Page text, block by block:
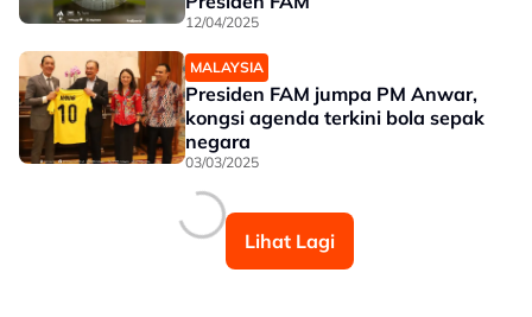
12/04/2025
MALAYSIA
Presiden FAM jumpa PM Anwar,
kongsi agenda terkini bola sepak
negara
03/03/2025
Lihat Lagi